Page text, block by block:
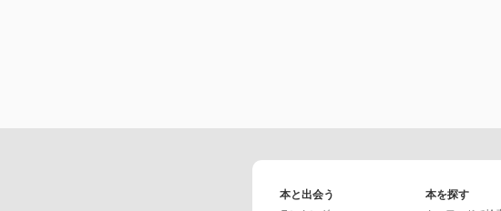
本と出会う 本を探す